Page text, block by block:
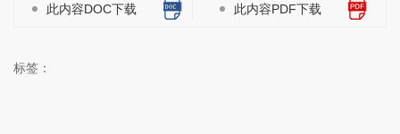
此内容DOC下载 此内容PDF下载
标签：